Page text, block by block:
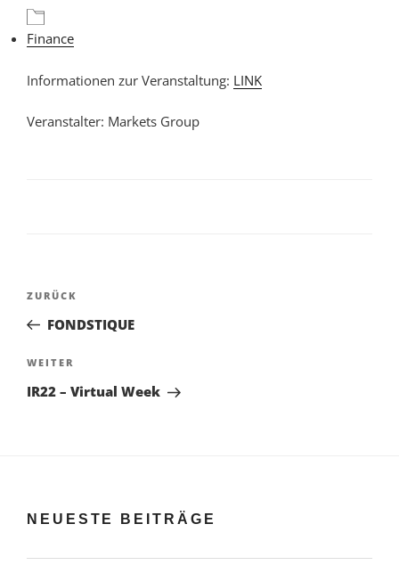
Finance
Informationen zur Veranstaltung: LINK
Veranstalter: Markets Group
Beitragsnavigation
Vorheriger
Beitrag
ZURÜCK
FONDSTIQUE
Nächster
Beitrag
WEITER
IR22 – Virtual Week
NEUESTE BEITRÄGE